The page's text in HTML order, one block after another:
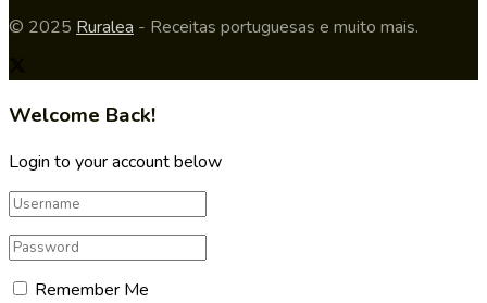
© 2025 Ruralea - Receitas portuguesas e muito mais.
Welcome Back!
Login to your account below
Remember Me